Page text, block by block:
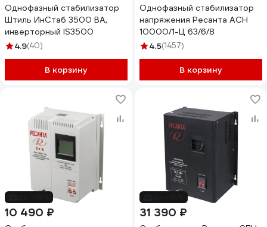
Однофазный стабилизатор
Штиль ИнСтаб 3500 ВА,
инверторный IS3500
4.9(40)
В корзину
Однофазный стабилизатор
напряжения Ресанта АСН
10000/1-Ц 63/6/8
4.5(1457)
В корзину
10 490 ₽ 31 390 ₽